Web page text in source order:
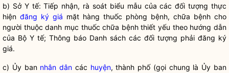
b) Sở Y tế: Tiếp nhận, rà soát biểu mẫu của các đối tượng thực
hiện đăng ký giá mặt hàng thuốc phòng bệnh, chữa bệnh cho
người thuộc danh mục thuốc chữa bệnh thiết yếu theo hướng dẫn
của Bộ Y tế; Thông báo Danh sách các đối tượng phải đăng ký
giá.
c) Ủy ban nhân dân các huyện, thành phố (gọi chung là Ủy ban